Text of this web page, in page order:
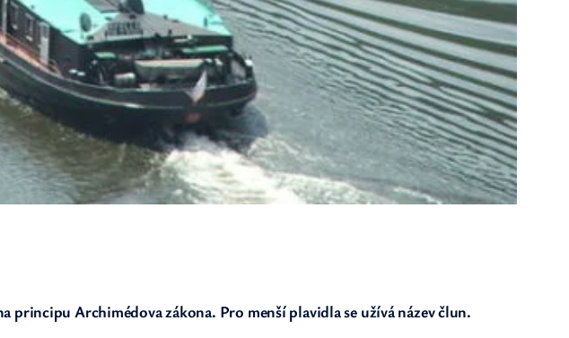
Archimédova zákona. Pro menší plavidla se užívá název člun.